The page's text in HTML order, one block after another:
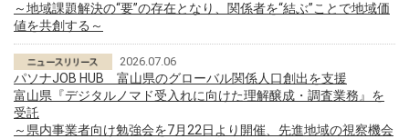
～地域課題解決の“要”の存在となり、関係者を“結ぶ”ことで地域価
値を共創する～
2026.07.06
パソナJOB HUB 富山県のグローバル関係人口創出を支援
富山県『デジタルノマド受入れに向けた理解醸成・調査業務』を
受託
～県内事業者向け勉強会を7月22日より開催、先進地域の視察機会